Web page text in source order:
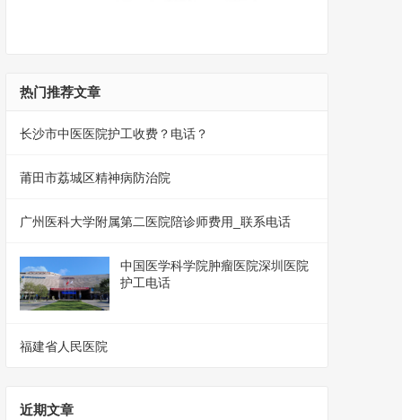
热门推荐文章
长沙市中医医院护工收费？电话？
莆田市荔城区精神病防治院
广州医科大学附属第二医院陪诊师费用_联系电话
中国医学科学院肿瘤医院深圳医院
护工电话
福建省人民医院
近期文章